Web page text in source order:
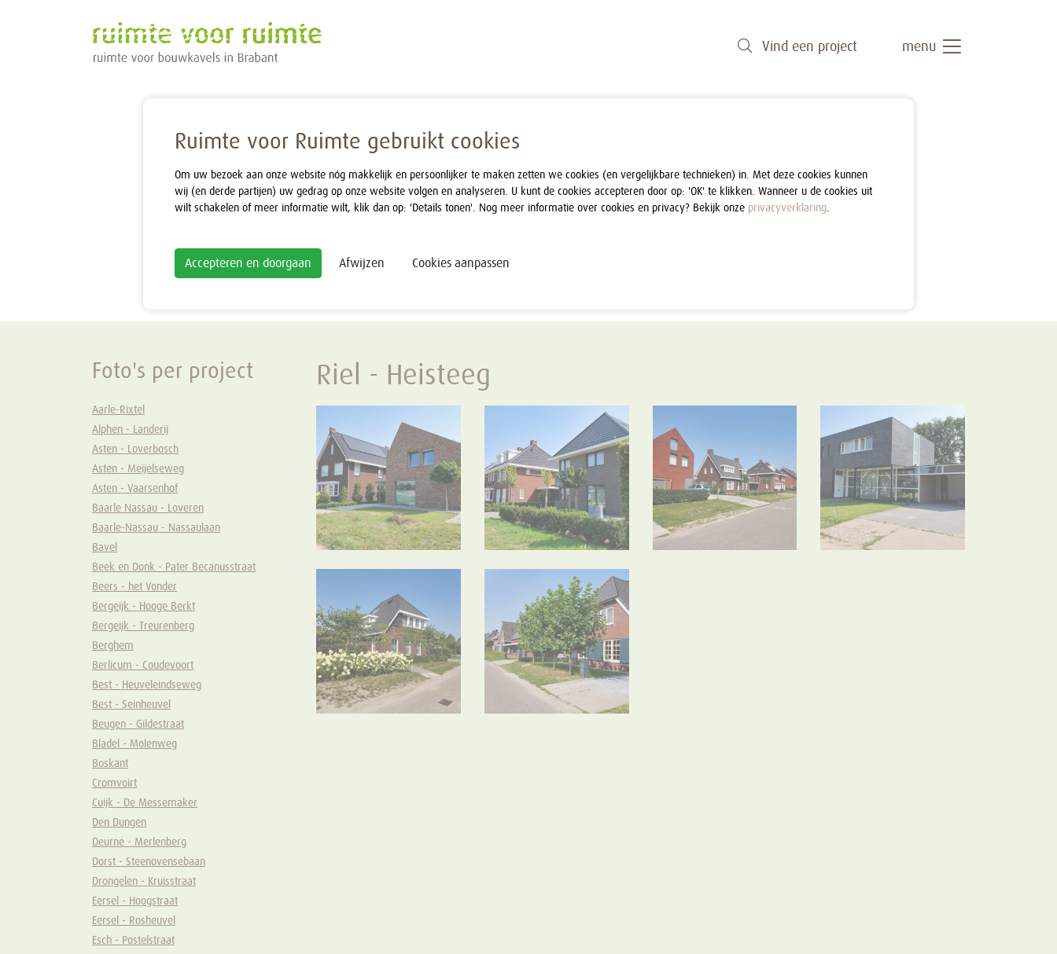
Ruimte voor Ruimte gebruikt cookies
Om uw bezoek aan onze website nóg makkelijk en persoonlijker te maken zetten we cookies (en vergelijkbare technieken) in. Met deze cookies kunnen
wij (en derde partijen) uw gedrag op onze website volgen en analyseren. U kunt de cookies accepteren door op: 'OK' te klikken. Wanneer u de cookies uit
wilt schakelen of meer informatie wilt, klik dan op: 'Details tonen'. Nog meer informatie over cookies en privacy? Bekijk onze privacyverklaring.
Accepteren en doorgaan Afwijzen Cookies aanpassen
Vind een project menu
Foto's per project
Aarle-Rixtel
Alphen - Landerij
Asten - Loverbosch
Asten - Meijelseweg
Asten - Vaarsenhof
Baarle Nassau - Loveren
Baarle-Nassau - Nassaulaan
Bavel
Beek en Donk - Pater Becanusstraat
Beers - het Vonder
Bergeijk - Hooge Berkt
Bergeijk - Treurenberg
Berghem
Berlicum - Coudevoort
Best - Heuveleindseweg
Best - Seinheuvel
Beugen - Gildestraat
Bladel - Molenweg
Boskant
Cromvoirt
Cuijk - De Messemaker
Den Dungen
Deurne - Merlenberg
Dorst - Steenovensebaan
Drongelen - Kruisstraat
Eersel - Hoogstraat
Eersel - Rosheuvel
Esch - Postelstraat
Riel - Heisteeg